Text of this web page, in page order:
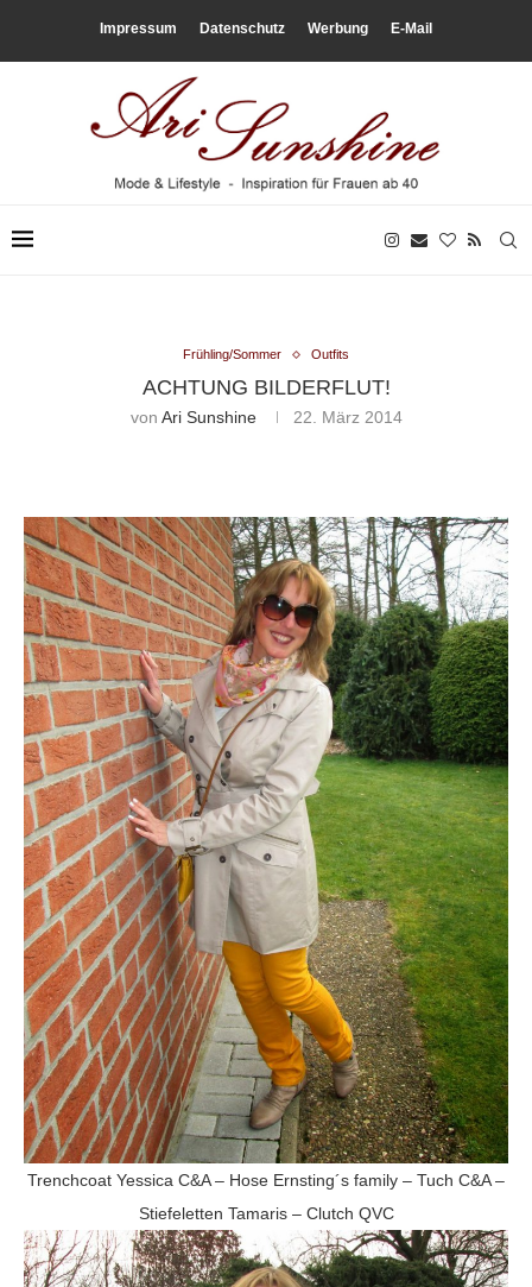
Impressum Datenschutz Werbung E-Mail
Frühling/Sommer Outfits
ACHTUNG BILDERFLUT!
von Ari Sunshine 22. März 2014
Trenchcoat Yessica C&A – Hose Ernsting´s family – Tuch C&A –
Stiefeletten Tamaris – Clutch QVC